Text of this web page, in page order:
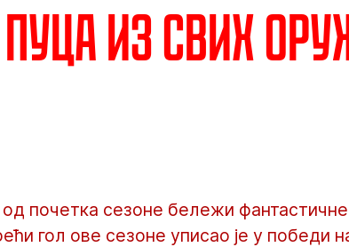
из свих
почетка сезоне бележи фантастичне
гол ове сезоне уписао је у победи